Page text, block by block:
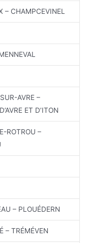
– CHAMPCEVINEL
AVRE –
ET D’ITON
ROTROU –
– PLOUÉDERN
– TRÉMÉVEN